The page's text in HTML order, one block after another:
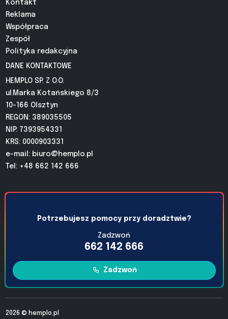
Kontakt
Reklama
Współpraca
Zespół
Polityka redakcyjna
DANE KONTAKTOWE
HEMPLO SP. Z O.O.
ul.Marka Kotańskiego 8/3
10-166 Olsztyn
REGON: 389035505
NIP: 7393954331
KRS: 0000903331
e-mail: biuro@hemplo.pl
Tel: +48 662 142 666
Potrzebujesz pomocy przy doradztwie?
Zadzwoń
662 142 666
Zadzwoń
2026 © hemplo.pl